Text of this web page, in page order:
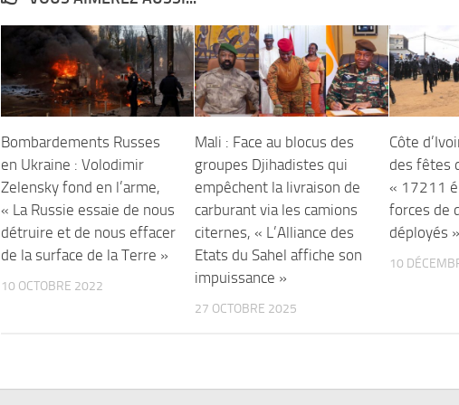
Bombardements Russes
en Ukraine : Volodimir
Zelensky fond en l’arme,
« La Russie essaie de nous
détruire et de nous effacer
de la surface de la Terre »
10 OCTOBRE 2022
Mali : Face au blocus des
groupes Djihadistes qui
empêchent la livraison de
carburant via les camions
citernes, « L’Alliance des
Etats du Sahel affiche son
impuissance »
27 OCTOBRE 2025
Côte
des fêtes
« 17211
forces de
déployés »
10